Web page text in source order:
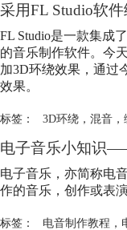
采用FL Studio软
FL Studio是一款集成
的音乐制作软件。今
加3D环绕效果，通过
效果。
标签： 3D环绕， 混音，
电子音乐小知识
电子音乐，亦简称电
作的音乐，创作或表
标签： 电音制作教程 ，